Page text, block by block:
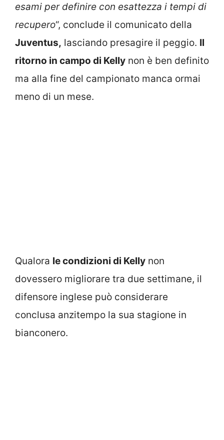
esami per definire con esattezza i tempi di
recupero“, conclude il comunicato della
Juventus, lasciando presagire il peggio. Il
ritorno in campo di Kelly non è ben definito
ma alla fine del campionato manca ormai
meno di un mese.
Qualora le condizioni di Kelly non
dovessero migliorare tra due settimane, il
difensore inglese può considerare
conclusa anzitempo la sua stagione in
bianconero.